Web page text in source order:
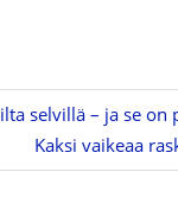
selvillä – ja se on
Next
Post:
Kaksi vaikeaa